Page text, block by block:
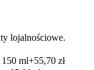
lojalnościowe.
ml+55,70 zł